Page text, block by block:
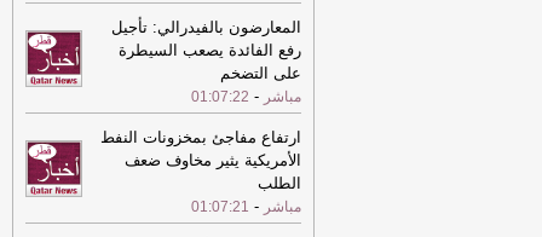
المعارضون بالفيدرالي: تأجيل
رفع الفائدة يصعب السيطرة
على التضخم
مباشر -
01:07:22
ارتفاع مفاجئ بمخزونات النفط
الأمريكية يثير مخاوف ضعف
الطلب
مباشر -
01:07:21